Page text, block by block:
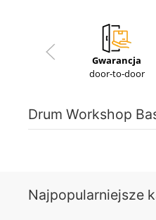
Gwarancja
door-to-door
Drum Workshop
Najpopularniejsze